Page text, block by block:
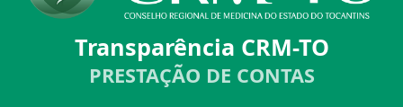
Transparência CRM-TO
PRESTAÇÃO DE CONTAS